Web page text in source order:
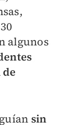
algunos
sin